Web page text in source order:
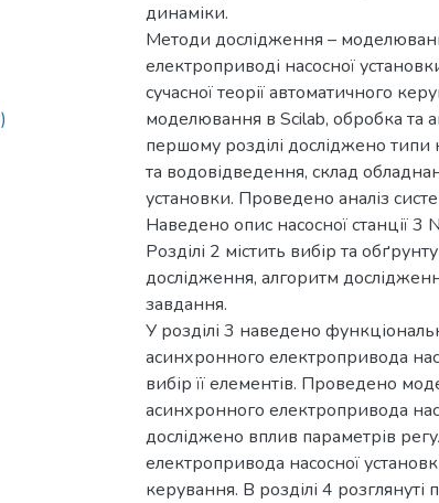
динаміки.
Методи дослідження –
електроприводі насосної
сучасної теорії автоматичного
моделювання в Scilab, обробка та
першому розділі досліджено типи
та водовідведення, склад
установки. Проведено аналіз
Наведено опис насосної станції 3
Розділі 2 містить вибір та
дослідження, алгоритм
завдання.
У розділі 3 наведено
асинхронного електропривода
вибір її елементів. Проведено
асинхронного електропривода
досліджено вплив параметрів
електропривода насосної
керування. В розділі 4